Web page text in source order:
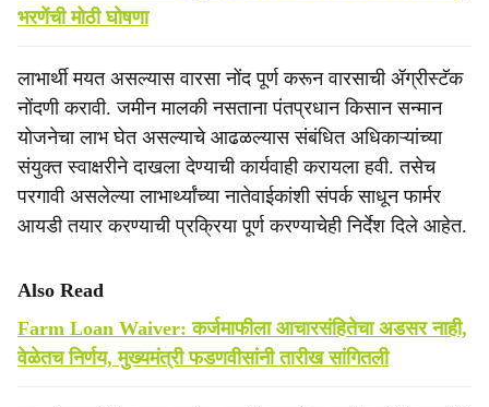
भरणेंची मोठी घोषणा
लाभार्थी मयत असल्यास वारसा नोंद पूर्ण करून वारसाची ॲग्रीस्टॅक
नोंदणी करावी. जमीन मालकी नसताना पंतप्रधान किसान सन्मान
योजनेचा लाभ घेत असल्याचे आढळल्यास संबंधित अधिकाऱ्यांच्या
संयुक्त स्वाक्षरीने दाखला देण्याची कार्यवाही करायला हवी. तसेच
परगावी असलेल्या लाभार्थ्यांच्या नातेवाईकांशी संपर्क साधून फार्मर
आयडी तयार करण्याची प्रक्रिया पूर्ण करण्याचेही निर्देश दिले आहेत.
Also Read
Farm Loan Waiver: कर्जमाफीला आचारसंहितेचा अडसर नाही,
वेळेतच निर्णय, मुख्यमंत्री फडणवीसांनी तारीख सांगितली